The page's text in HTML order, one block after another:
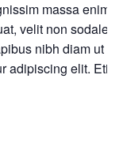
massa enim,
velit non sodales
nibh diam ut
adipiscing elit.